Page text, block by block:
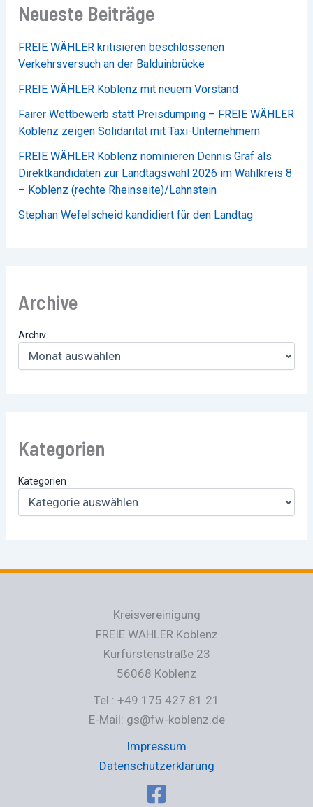
Neueste Beiträge
FREIE WÄHLER kritisieren beschlossenen
Verkehrsversuch an der Balduinbrücke
FREIE WÄHLER Koblenz mit neuem Vorstand
Fairer Wettbewerb statt Preisdumping – FREIE WÄHLER
Koblenz zeigen Solidarität mit Taxi-Unternehmern
FREIE WÄHLER Koblenz nominieren Dennis Graf als
Direktkandidaten zur Landtagswahl 2026 im Wahlkreis 8
– Koblenz (rechte Rheinseite)/Lahnstein
Stephan Wefelscheid kandidiert für den Landtag
Archive
Archiv
Kategorien
Kategorien
Kreisvereinigung
FREIE WÄHLER Koblenz
Kurfürstenstraße 23
56068 Koblenz
Tel.: +49 175 427 81 21
E-Mail: gs@fw-koblenz.de
Impressum
Datenschutzerklärung